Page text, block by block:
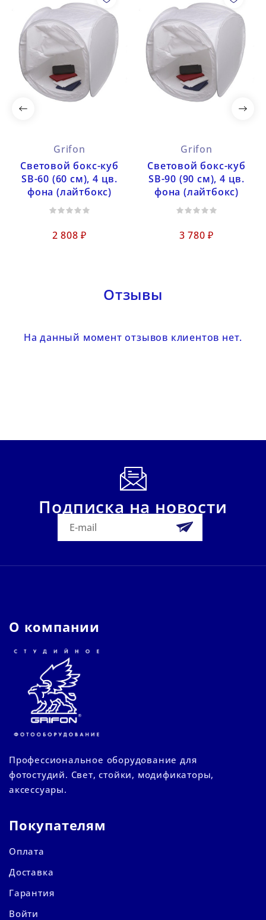
Grifon
Световой бокс-куб
SB-60 (60 см), 4 цв.
фона (лайтбокс)
2 808 ₽
Grifon
Световой бокс-куб
SB-90 (90 см), 4 цв.
фона (лайтбокс)
3 780 ₽
Отзывы
На данный момент отзывов клиентов нет.
Подписка на новости
О компании
Профессиональное оборудование для
фотостудий. Свет, стойки, модификаторы,
аксессуары.
Покупателям
Оплата
Доставка
Гарантия
Войти